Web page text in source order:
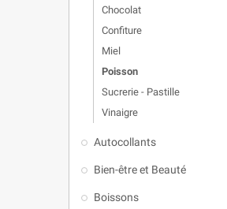
Chocolat
Confiture
Miel
Poisson
Sucrerie - Pastille
Vinaigre
Autocollants
Bien-être et Beauté
Boissons